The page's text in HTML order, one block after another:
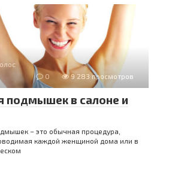
0
9 283 просмотров
подмышек в салоне и
– это обычная процедура,
каждой женщиной дома или в